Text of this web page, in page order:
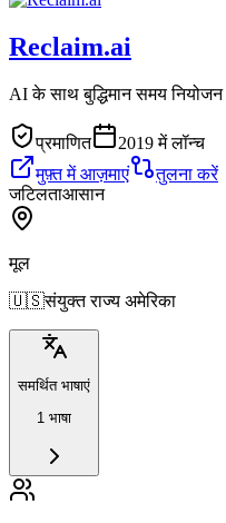
Reclaim.ai
AI के साथ बुद्धिमान समय नियोजन
प्रमाणित
2019 में लॉन्च
मुफ़्त में आज़माएं
तुलना करें
जटिलताआसान
मूल
🇺🇸संयुक्त राज्य अमेरिका
समर्थित भाषाएं
1 भाषा